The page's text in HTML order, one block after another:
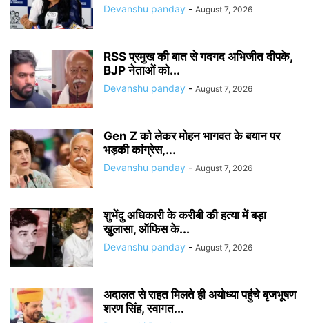
Devanshu panday - August 7, 2026
RSS प्रमुख की बात से गदगद अभिजीत दीपके,
BJP नेताओं को...
Devanshu panday - August 7, 2026
Gen Z को लेकर मोहन भागवत के बयान पर
भड़की कांग्रेस,...
Devanshu panday - August 7, 2026
शुभेंदु अधिकारी के करीबी की हत्या में बड़ा
खुलासा, ऑफिस के...
Devanshu panday - August 7, 2026
अदालत से राहत मिलते ही अयोध्या पहुंचे बृजभूषण
शरण सिंह, स्वागत...